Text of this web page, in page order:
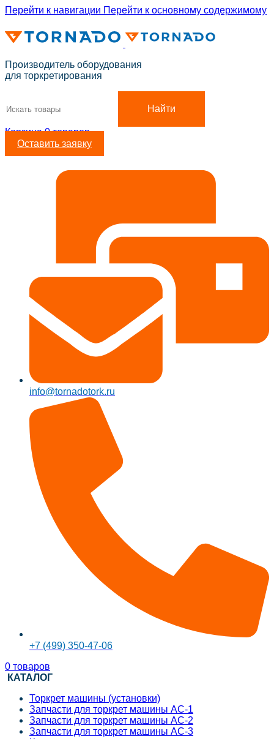
Перейти к навигации Перейти к основному содержимому
Производитель оборудования
для торкретирования
Найти
Корзина0товаров
Оставить заявку
info@tornadotork.ru
+7 (499) 350-47-06
0 товаров
КАТАЛОГ
Торкрет машины (установки)
Запчасти для торкрет машины АС-1
Запчасти для торкрет машины АС-2
Запчасти для торкрет машины АС-3